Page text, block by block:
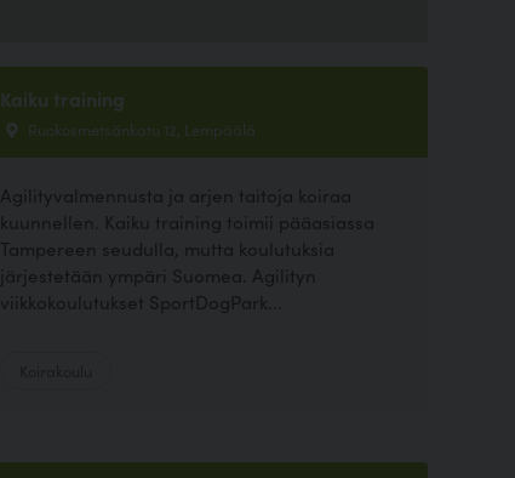
Kaiku training
Ruokosmetsänkatu 12, Lempäälä
Agilityvalmennusta ja arjen taitoja koiraa
kuunnellen. Kaiku training toimii pääasiassa
Tampereen seudulla, mutta koulutuksia
järjestetään ympäri Suomea. Agilityn
viikkokoulutukset SportDogPark...